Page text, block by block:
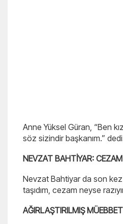
Anne Yüksel Güran, “Ben
söz sizindir başkanım.”
NEVZAT BAHTİYAR:
Nevzat Bahtiyar da son
taşıdım, cezam neyse
AĞIRLAŞTIRILMIŞ